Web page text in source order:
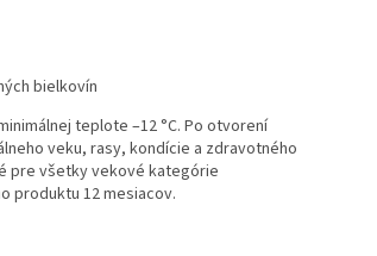
bielkovín
teplote –12 °C. Po otvorení
veku, rasy, kondície a zdravotného
pre všetky vekové kategórie
produktu 12 mesiacov.